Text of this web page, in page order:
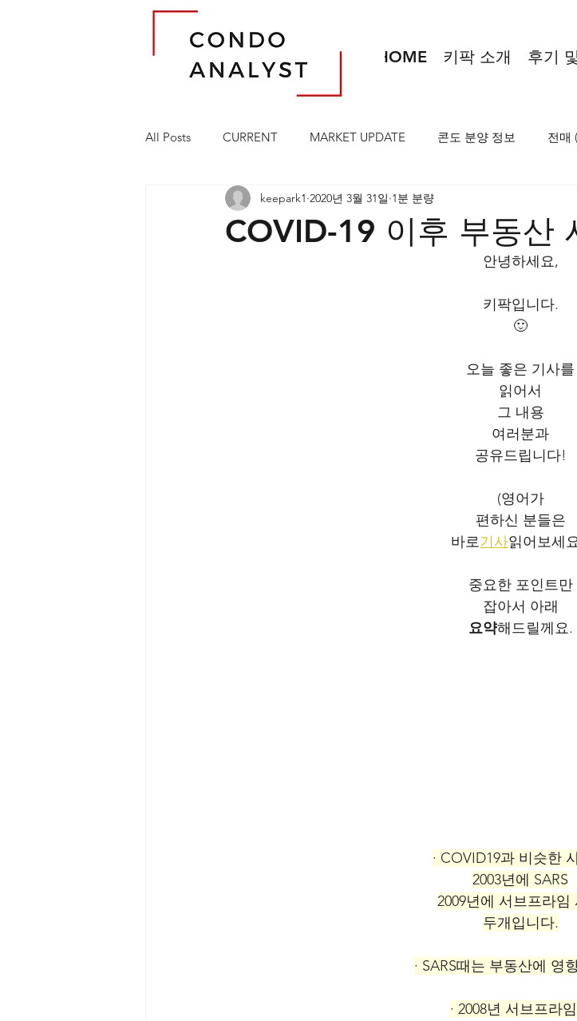
HOME 키팍 소개 후기
All Posts CURRENT MARKET UPDATE 콘도 분양 정보 전매
COVID-19 이후 부동산
keepark1 2020년 3월 31일 1분 분량
안녕하세요,
키팍입니다.
🙂
오늘 좋은 기사를
읽어서
그 내용
여러분과
공유드립니다!
(영어가
편하신 분들은
바로기사읽어보세
중요한 포인트만
잡아서 아래
요약해드릴께요.
· COVID19과 비슷한
2003년에 SARS
2009년에 서브프라임
두개입니다.
· SARS때는 부동산에 영
· 2008년 서브프라